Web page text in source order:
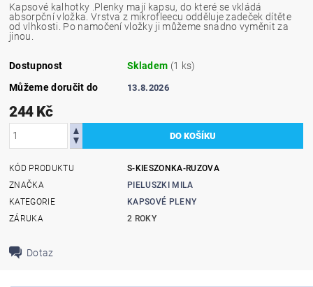
Kapsové kalhotky .Plenky mají kapsu, do které se vkládá
absorpční vložka. Vrstva z mikrofleecu odděluje zadeček dítěte
od vlhkosti. Po namočení vložky ji můžeme snadno vyměnit za
jinou.
Dostupnost Skladem (1 ks)
Můžeme doručit do
13.8.2026
244 Kč
KÓD PRODUKTU
S-KIESZONKA-RUZOVA
ZNAČKA
PIELUSZKI MILA
KATEGORIE
KAPSOVÉ PLENY
ZÁRUKA
2 ROKY
Dotaz